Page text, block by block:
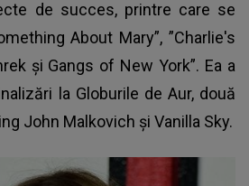
de succes, printre care se
About Mary”, ”Charlie's
și Gangs of New York”. Ea a
la Globurile de Aur, două
John Malkovich și Vanilla Sky.